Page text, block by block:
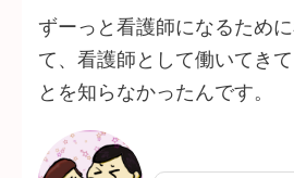
ずーっと看護師になるため
て、看護師として働いてき
とを知らなかったんです。